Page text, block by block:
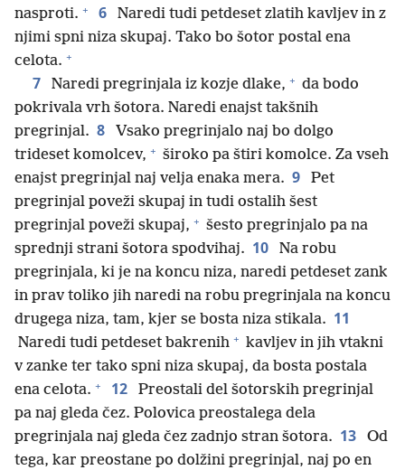
nasproti. + 6
Naredi tudi petdeset zlatih kavljev in z
njimi spni niza skupaj. Tako bo šotor postal ena
celota. +
7 Naredi pregrinjala iz kozje dlake, + da bodo
pokrivala vrh šotora. Naredi enajst takšnih
pregrinjal. 8
Vsako pregrinjalo naj bo dolgo
trideset komolcev, + široko pa štiri komolce. Za vseh
enajst pregrinjal naj velja enaka mera. 9
Pet
pregrinjal poveži skupaj in tudi ostalih šest
pregrinjal poveži skupaj, + šesto pregrinjalo pa na
sprednji strani šotora spodvihaj. 10
Na robu
pregrinjala, ki je na koncu niza, naredi petdeset zank
in prav toliko jih naredi na robu pregrinjala na koncu
drugega niza, tam, kjer se bosta niza stikala. 11
Naredi tudi petdeset bakrenih + kavljev in jih vtakni
v zanke ter tako spni niza skupaj, da bosta postala
ena celota. + 12
Preostali del šotorskih pregrinjal
pa naj gleda čez. Polovica preostalega dela
pregrinjala naj gleda čez zadnjo stran šotora. 13
Od
tega, kar preostane po dolžini pregrinjal, naj po en